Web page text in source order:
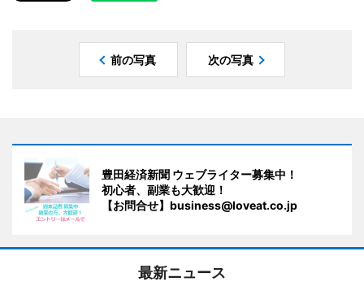
前の写真 次の写真
豊田経済新聞 ウェブライター募集中！
初心者、副業も大歓迎！
【お問合せ】business@loveat.co.jp
最新ニュース